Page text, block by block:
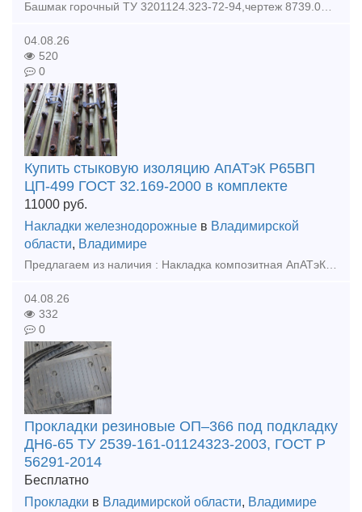
Башмак горочный ТУ 3201124.323-72-94,чертеж 8739.00СБ под заказ. Гарантия качества, быстрая отгрузка. Продукцию отгружаем со всеми документам: ( сертификат, паспорт, договор ) Звоните и размеща
04.08.26
520
0
Купить стыковую изоляцию АпАТэК Р65ВП
ЦП-499 ГОСТ 32.169-2000 в комплекте
11000 руб.
Накладки железнодорожные в Владимирской
области, Владимире
Предлагаем из наличия : Накладка композитная АпАТэК Р65ВП ЦП-499-2шт, Прокладка стыковая ПСН-65 ЦП-507-1шт., Прокладка стыковая ПСН-65 ЦП-507-1шт., Планка стопорная СИ-Р65ВП-8-2 ЦП-504-2шт., Планка ст
04.08.26
332
0
Прокладки резиновые ОП–366 под подкладку
ДН6-65 ТУ 2539-161-01124323-2003, ГОСТ Р
56291-2014
Бесплатно
Прокладки в Владимирской области, Владимире